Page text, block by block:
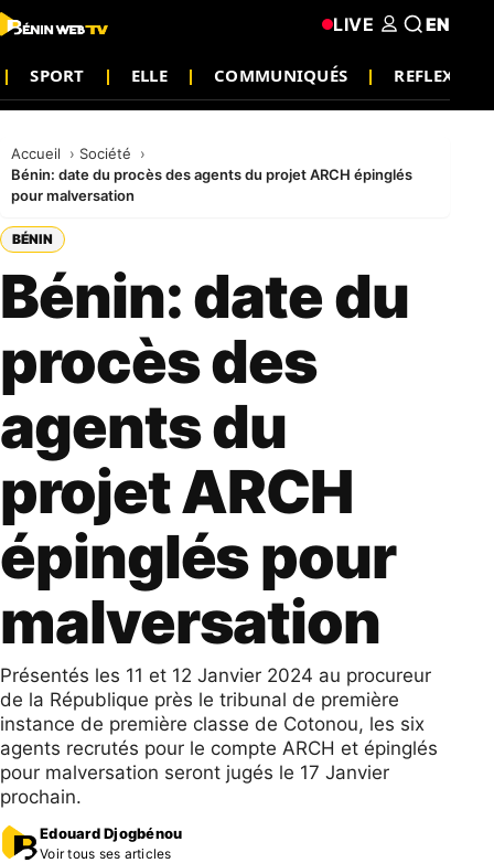
SPORT ELLE COMMUNIQUÉS REFLEXION
LIVE EN
Accueil
Société
Bénin: date du procès des agents du projet ARCH épinglés
pour malversation
BÉNIN
Bénin: date du
procès des
agents du
projet ARCH
épinglés pour
malversation
Présentés les 11 et 12 Janvier 2024 au procureur
de la République près le tribunal de première
instance de première classe de Cotonou, les six
agents recrutés pour le compte ARCH et épinglés
pour malversation seront jugés le 17 Janvier
prochain.
Edouard Djogbénou
Voir tous ses articles